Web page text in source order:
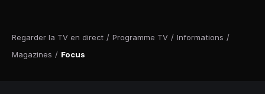
Regarder la TV en direct / Programme TV / Informations /
Magazines / Focus